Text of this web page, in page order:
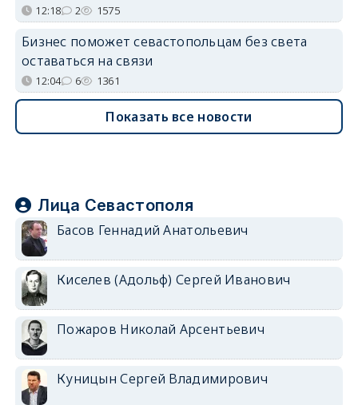
12:18 2 1575
Бизнес поможет севастопольцам без света
оставаться на связи
12:04 6 1361
Показать все новости
Лица Севастополя
Басов Геннадий Анатольевич
Киселев (Адольф) Сергей Иванович
Пожаров Николай Арсентьевич
Куницын Сергей Владимирович